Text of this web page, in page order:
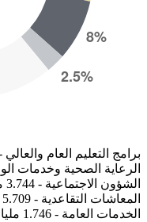
برامج التعليم العام والعالي - 10.914 مليار درهم
الرعاية الصحية وخدمات الوقاية
الشؤون الاجتماعية - 3.744 مليار درهم (5.2%)
المعاشات التقاعدية - 5.709 مليار درهم (8%)
الخدمات العامة - 1.746 مليار درهم (2.5%)